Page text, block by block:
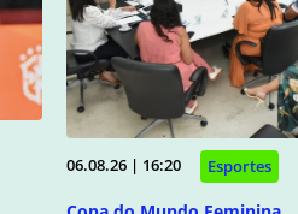
06.08.26 | 16:20 Esportes